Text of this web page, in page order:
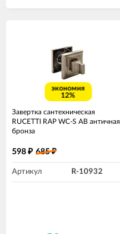
экономия
12%
Завертка сантехническая
RUCETTI RAP WC-S AB античная
бронза
598 ₽ 685₽
Артикул R-10932